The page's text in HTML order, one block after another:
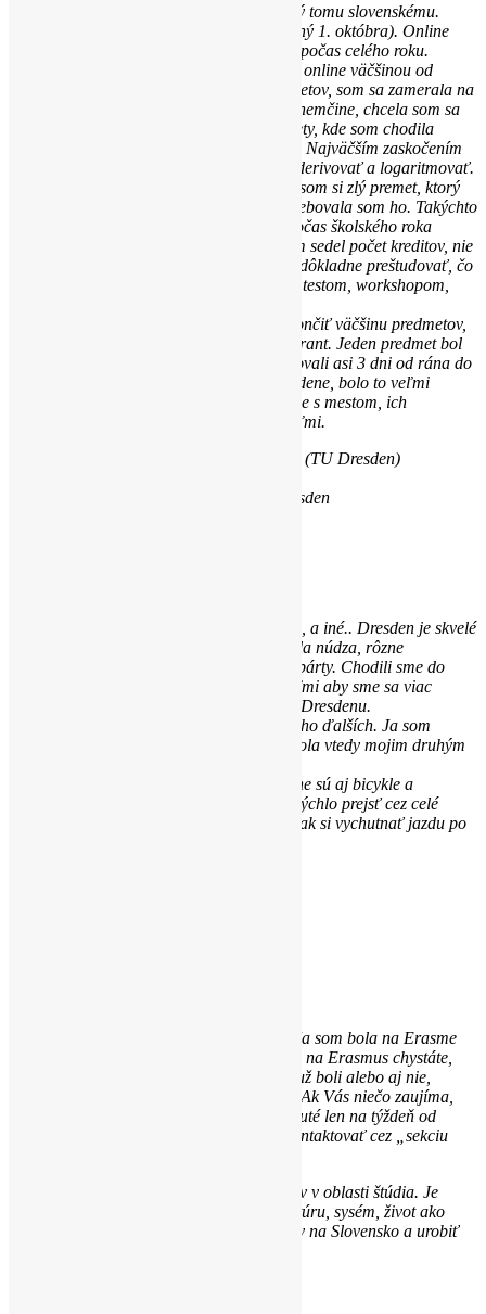
Nemecký školský systém je podobný tomu slovenskému.
Letný semester mi začína až 1. apríla (zimný 1. októbra). Online
fungovanie, sme mali na veľa predmetoch počas celého roku.
Narážam na to, že slovenské školy fungujú online väčšinou od
pandémie (marca 2020). Pri výbere predmetov, som sa zamerala na
tie, kde sa písali seminárky v angličtine či nemčine, chcela som sa
zlepšiť v jazykoch. No mala som aj predmety, kde som chodila
klasicky do školy na semináre a prednášky. Najväčším zaskočením
bol predmet, kde začal učiteľ po nemecky derivovať a logaritmovať.
Na tejto hodine som bola len raz. Vybrala som si zlý premet, ktorý
som už na Slovensku absolvovala a nepotrebovala som ho. Takýchto
omylov sa nestalo veľa, no predsa, ak si počas školského roka
musíte zháňať náhradný predmet, aby Vám sedel počet kreditov, nie
je to nič príjemné. Preto si predmety treba dôkladne preštudovať, čo
sa v nich učí, ako sa predmet končí (ústne, testom, workshopom,
Na konci semestra sme museli úspešne ukončiť väčšinu predmetov,
aby sme dostali od programu Erasmus+ grant. Jeden predmet bol
vo forme workshopu, na ktorom sme pracovali asi 3 dni od rána do
večera. Riešili sme ekologickú časť v Dresdene, bolo to veľmi
praktické, skvelý zážitok. Komunikovali sme s mestom, ich
predstaviteľmi či rôznymi zaujímavými ľuďmi.
The Faculty of Business and Economics (TU Dresden)
Saxon State and University Library Dresden
Párty, zážitky, cestovanie, a iné.. Dresden je skvelé
študenstké mesto. O študenstké párty nebola núdza, rôzne
spoznávanie študentov, krúžky či erasmus párty. Chodili sme do
parku s kamošmi/spolužiakmi, ale aj učiteľmi aby sme sa viac
spoznali. Medzitým sme cestovali aj mimo Dresdenu.
Sächsische Schweiz, Berlin, Leipzig a mnoho ďalších. Ja som
chodila často do obľúbenej Prahy, ktorá bola vtedy mojim druhým
Jednou z vecí, ktoré mám rada na Dresdene sú aj bicykle a
cyklochodníky, ktoré sú všade, a tak viete rýchlo prejsť cez celé
mesto do školy, kaviarne, obchodu, či len tak si vychutnať jazdu po
Tento článok som plánovala už dlhší čas. Ja som bola na Erasme
pred rokom a pol. Dúfam, že Vám, ktorí sa na Erasmus chystáte,
pomôže pri výbere školy. A Vám, ktorí ste už boli alebo aj nie,
ďakujem, že ste sa dostali až nakoniec. 🙂 Ak Vás niečo zaujíma,
rada odpoviem v komentári (ktoré sú zapnuté len na týždeň od
zverejnenia článku) alebo ma neváhajte kontaktovať cez „sekciu
Nakoniec Vám prajem veľa splnených snov v oblasti štúdia. Je
dôležité okúsiť zahraničie, spoznať inú kultúru, sysém, život ako
taký. No ešte dôležitejšie je vrátiť sa domov na Slovensko a urobiť